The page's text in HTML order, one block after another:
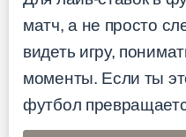
матч, а не просто
видеть игру,
моменты. Если ты
футбол